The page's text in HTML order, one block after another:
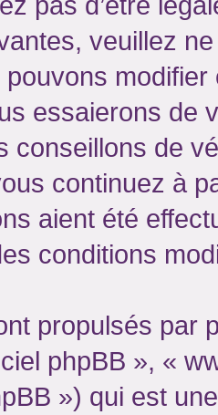
veuillez
essaierons de
conseillons de
continuez à
aient été
conditions
propulsés par
phpBB », «
») qui est